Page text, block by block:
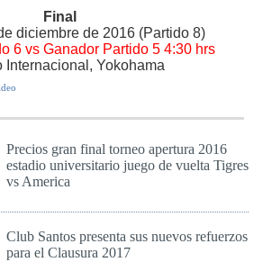
Final
diciembre de 2016 (Partido 8)
6 vs Ganador Partido 5 4:30 hrs
Internacional, Yokohama
Precios gran final torneo apertura 2016
estadio universitario juego de vuelta Tigres
vs America
Club Santos presenta sus nuevos refuerzos
para el Clausura 2017